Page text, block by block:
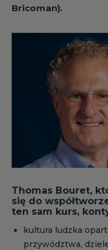
Bricoman).
Thomas Bouret,
się do
ten sam kurs,
kultura ludzka
przywództwa,